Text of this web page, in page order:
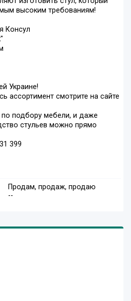
высоким требованиям!
Консул
Украине!
ассортимент смотрите на сайте
по подбору мебели, и даже
стульев можно прямо
399
Продам, продаж, продаю
--